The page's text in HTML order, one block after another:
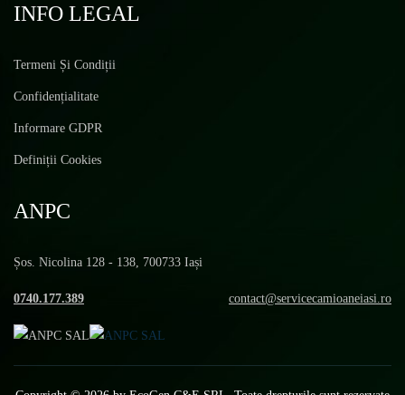
INFO LEGAL
Termeni Și Condiții
Confidențialitate
Informare GDPR
Definiții Cookies
ANPC
Șos. Nicolina 128 - 138, 700733 Iași
0740.177.389 contact@servicecamioaneiasi.ro